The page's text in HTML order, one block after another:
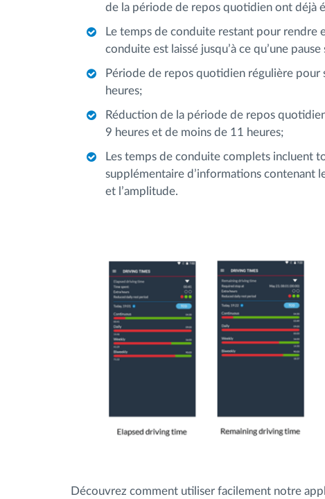
de la période de repos quotidien ont déjà
Le temps de conduite restant pour
conduite est laissé jusqu’à ce qu’une
Période de repos quotidien régulière
heures;
Réduction de la période de repos
9 heures et de moins de 11 heures;
Les temps de conduite complets incluent
supplémentaire d’informations contenant
et l’amplitude.
Découvrez comment utiliser facilement notre